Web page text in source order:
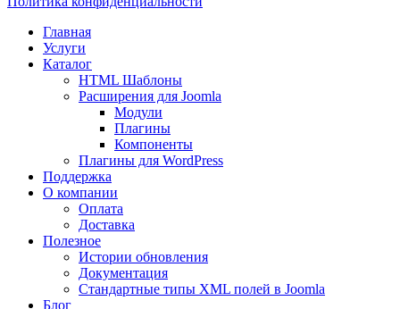
Главная
Услуги
Каталог
HTML Шаблоны
Расширения для Joomla
Модули
Плагины
Компоненты
Плагины для WordPress
Поддержка
О компании
Оплата
Доставка
Полезное
Истории обновления
Документация
Стандартные типы XML полей в Joomla
Блог